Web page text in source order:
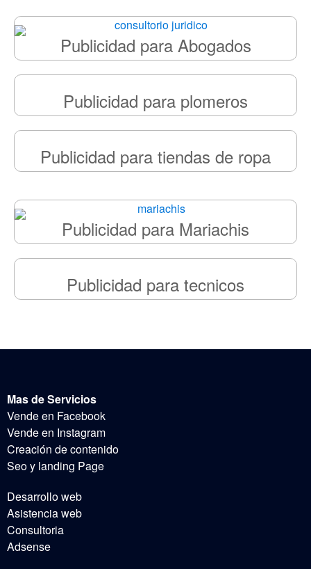
Publicidad para Abogados
Publicidad para plomeros
Publicidad para tiendas de ropa
Publicidad para Mariachis
Publicidad para tecnicos
Mas de Servicios
Vende en Facebook
Vende en Instagram
Creación de contenido
Seo y landing Page
Desarrollo web
Asistencia web
Consultoria
Adsense